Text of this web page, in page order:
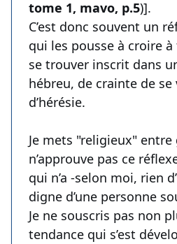
tome 1, mavo, p.5)].
C’est donc souvent un
qui les pousse à croire
se trouver inscrit dans
hébreu, de crainte de
d’hérésie.
Je mets "religieux"
n’approuve pas ce
qui n’a -selon moi, rien
digne d’une personne
Je ne souscris pas non
tendance qui s’est